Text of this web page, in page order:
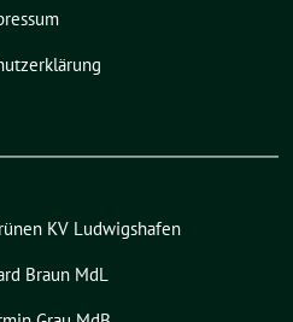
KV Ludwigshafen
Braun MdL